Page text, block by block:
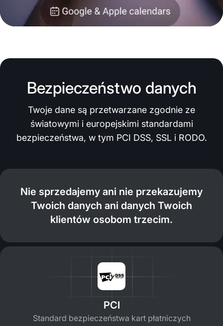
Bezpieczeństwo danych
Twoje dane są przetwarzane zgodnie ze
światowymi i europejskimi standardami
bezpieczeństwa, w tym PCI DSS, SSL i RODO.
Nie sprzedajemy ani nie przekazujemy
Twoich danych ani danych Twoich
klientów osobom trzecim.
PCI
Standard bezpieczeństwa kart płatniczych